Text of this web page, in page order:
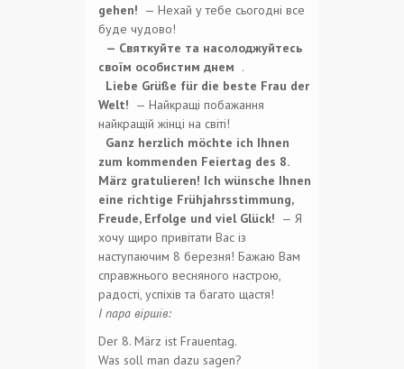
gehen! — Нехай у тебе сьогодні все
буде чудово!
— Святкуйте та насолоджуйтесь
своїм особистим днем .
Liebe Grüße für die beste Frau der
Welt! — Найкращі побажання
найкращій жінці на світі!
Ganz herzlich möchte ich Ihnen
zum kommenden Feiertag des 8.
März gratulieren! Ich wünsche Ihnen
eine richtige Frühjahrsstimmung,
Freude, Erfolge und viel Glück! — Я
хочу щиро привітати Вас із
наступаючим 8 березня! Бажаю Вам
справжнього весняного настрою,
радості, успіхів та багато щастя!
І пара віршів:
Der 8. März ist Frauentag.
Was soll man dazu sagen?